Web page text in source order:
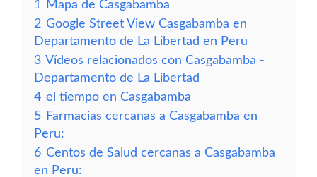
1
Mapa de Casgabamba
2 Google Street View Casgabamba en
Departamento de La Libertad en Peru
3 Vídeos relacionados con Casgabamba -
Departamento de La Libertad
4 el tiempo en Casgabamba
5 Farmacias cercanas a Casgabamba en
Peru:
6 Centos de Salud cercanas a Casgabamba
en Peru: